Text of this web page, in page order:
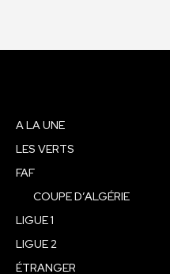
A LA UNE
LES VERTS
FAF
COUPE D’ALGÉRIE
LIGUE 1
LIGUE 2
ÉTRANGER